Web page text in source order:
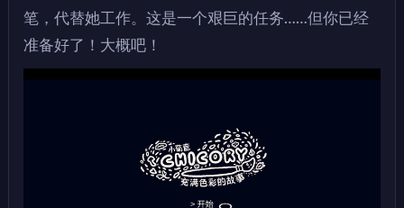
笔，代替她工作。这是一个艰巨的任务……但你已经
准备好了！大概吧！